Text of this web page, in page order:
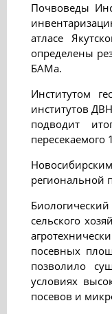
Почвоведы
атласе
определены
БАМа.
Институтом
институтов
подводит
региональной
сельского
посевных
позволило
условиях
посевов и